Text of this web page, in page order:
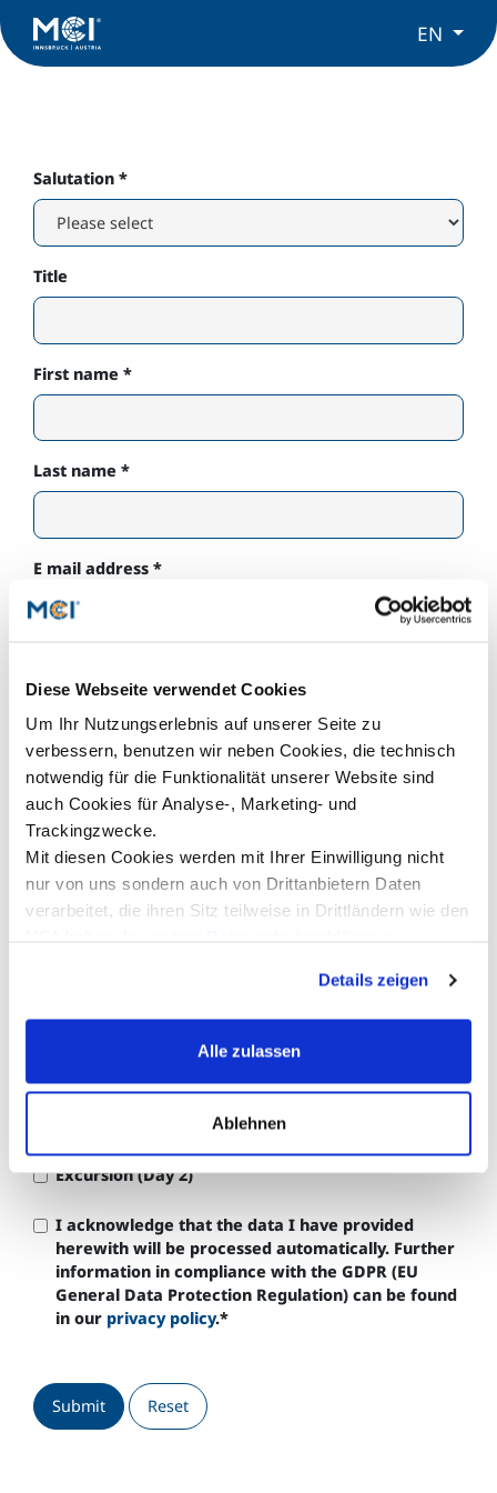
Diese Webseite verwendet Cookies
Um Ihr Nutzungserlebnis auf unserer Seite zu
verbessern, benutzen wir neben Cookies, die technisch
notwendig für die Funktionalität unserer Website sind
auch Cookies für Analyse-, Marketing- und
Trackingzwecke.
Mit diesen Cookies werden mit Ihrer Einwilligung nicht
nur von uns sondern auch von Drittanbietern Daten
verarbeitet, die ihren Sitz teilweise in Drittländern wie den
erklären Ihnen genau, was eine Datenübermittlung in die
USA bedeuten kann.
Details zeigen
Alle zulassen
Ablehnen
EN
Salutation *
Title
First name *
Last name *
E mail address *
I am planning the following submission:
Presentation + Extended Abstract (approx. 4
Poster + Short Abstract (approx. 300 words)
Short Abstract for Particle Forum (approx. 300
I will take part in the following program items:
Mini Symposium Chemical & Process Engineering
Excursion (Day 2)
I acknowledge that the data I have provided
herewith will be processed automatically. Further
information in compliance with the GDPR (EU
General Data Protection Regulation) can be found
in our privacy policy.*